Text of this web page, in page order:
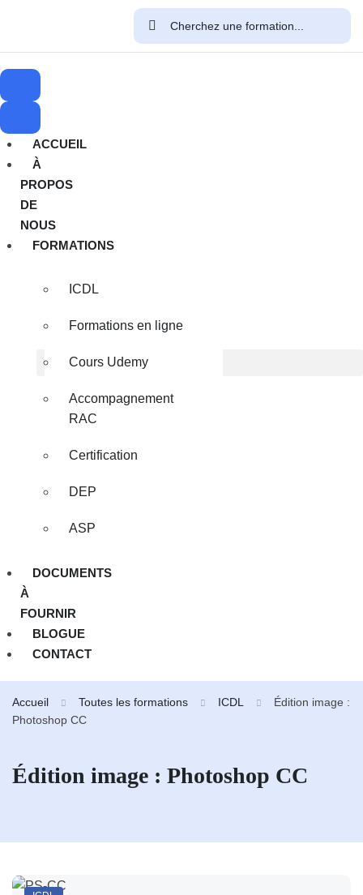
ACCUEIL
À
PROPOS
DE
NOUS
FORMATIONS
ICDL
Formations en ligne
Cours Udemy
Accompagnement
RAC
Certification
DEP
ASP
DOCUMENTS
À
FOURNIR
BLOGUE
CONTACT
Accueil Toutes les formations ICDL
Édition image :
Photoshop CC
Édition image : Photoshop CC